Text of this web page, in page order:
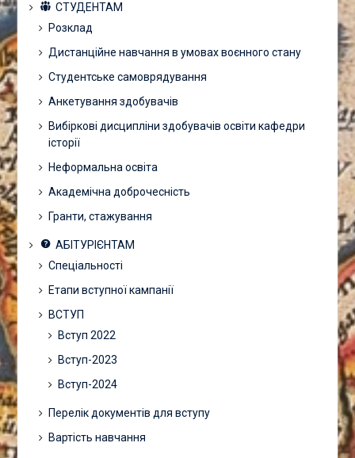
СТУДЕНТАМ
Розклад
Дистанційне навчання в умовах воєнного стану
Студентське самоврядування
Анкетування здобувачів
Вибіркові дисципліни здобувачів освіти кафедри
історії
Неформальна освіта
Академічна доброчесність
Гранти, стажування
АБІТУРІЄНТАМ
Спеціальності
Етапи вступної кампанії
ВСТУП
Вступ 2022
Вступ-2023
Вступ-2024
Перелік документів для вступу
Вартість навчання